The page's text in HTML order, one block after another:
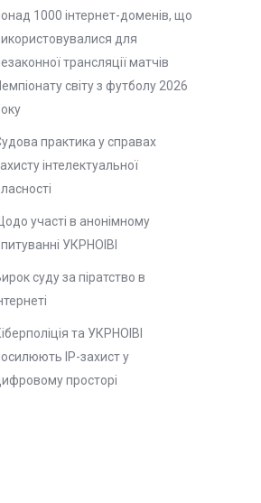
1000 інтернет-доменів, що
для
трансляції матчів
світу з футболу 2026
практика у справах
інтелектуальної
Щодо участі в анонімному
УКРНОІВІ
суду за піратство в
та УКРНОІВІ
ІР-захист у
просторі